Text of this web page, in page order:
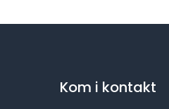
Kom i kontakt